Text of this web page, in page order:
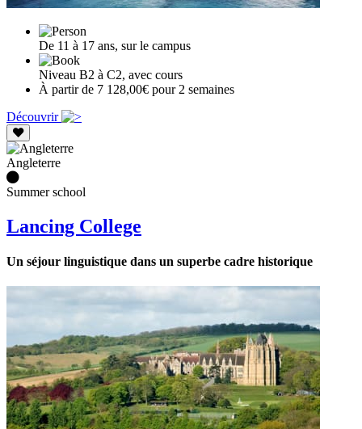
De 11 à 17 ans, sur le campus
Niveau B2 à C2, avec cours
À partir de 7 128,00€ pour 2 semaines
Découvrir
Angleterre
Summer school
Lancing College
Un séjour linguistique dans un superbe cadre historique